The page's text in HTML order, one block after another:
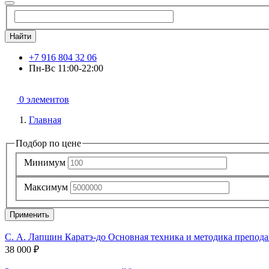
Найти
+7 916 804 32 06
Пн-Вс 11:00-22:00
0 элементов
Главная
Подбор по цене
Минимум
Максимум
Применить
С. А. Лапшин Каратэ-до Основная техника и методика
38 000 ₽